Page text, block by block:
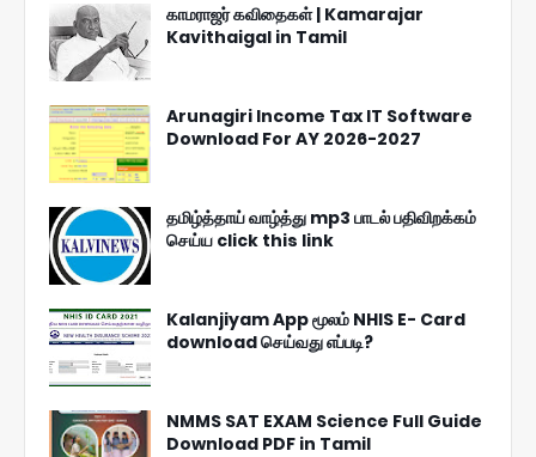
காமராஜர் கவிதைகள் | Kamarajar
Kavithaigal in Tamil
Arunagiri Income Tax IT Software
Download For AY 2026-2027
தமிழ்த்தாய் வாழ்த்து mp3 பாடல் பதிவிறக்கம்
செய்ய click this link
Kalanjiyam App மூலம் NHIS E- Card
download செய்வது எப்படி?
NMMS SAT EXAM Science Full Guide
Download PDF in Tamil